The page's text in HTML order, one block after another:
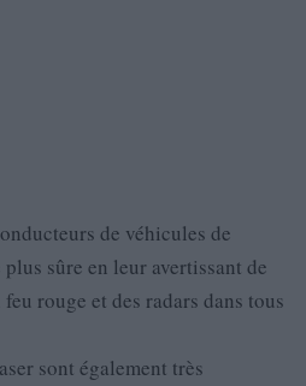
de véhicules de
sûre en leur avertissant de
rouge et des radars dans tous
sont également très